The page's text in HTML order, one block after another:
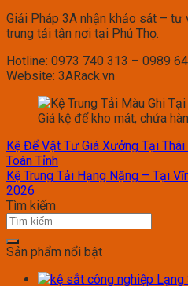
Giải Pháp 3A nhận khảo sát –
trung tải tận nơi tại Phú Thọ.
Hotline: 0973 740 313 – 0989
Website: 3ARack.vn
Giá kệ để kho mát, chứa
Kệ Để Vật Tư Giá Xưởng Tại
Toàn Tỉnh
Kệ Trung Tải Hạng Nặng – Tại
2026
Tìm kiếm
Sản phẩm nổi bật